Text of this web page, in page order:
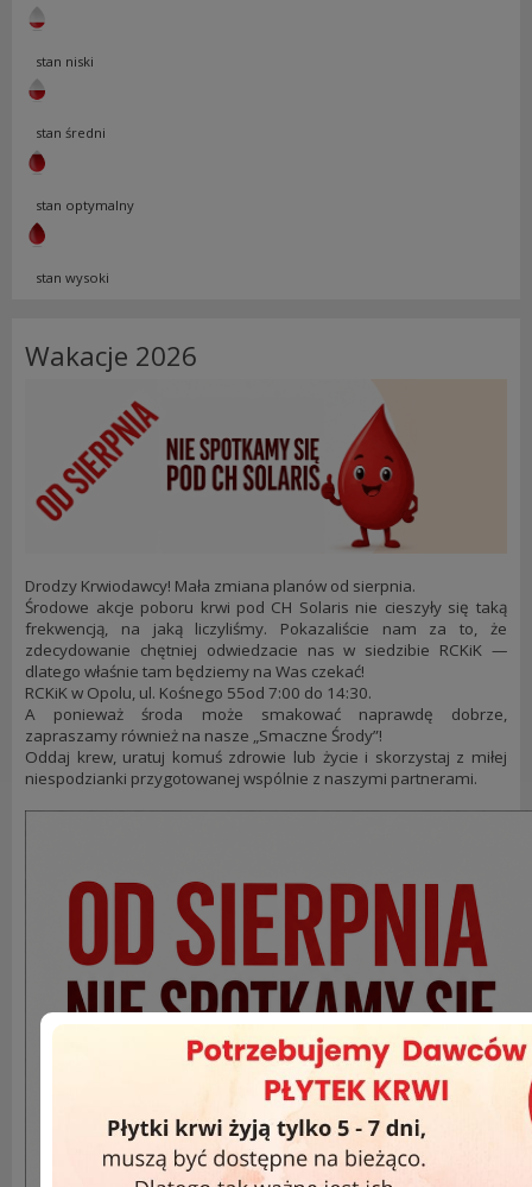
stan niski
stan średni
stan optymalny
stan wysoki
Wakacje 2026
Drodzy Krwiodawcy! Mała zmiana planów od sierpnia.
Środowe akcje poboru krwi pod CH Solaris nie cieszyły się taką
frekwencją, na jaką liczyliśmy. Pokazaliście nam za to, że
zdecydowanie chętniej odwiedzacie nas w siedzibie RCKiK —
dlatego właśnie tam będziemy na Was czekać!
RCKiK w Opolu, ul. Kośnego 55od 7:00 do 14:30.
A ponieważ środa może smakować naprawdę dobrze,
zapraszamy również na nasze „Smaczne Środy”!
Oddaj krew, uratuj komuś zdrowie lub życie i skorzystaj z miłej
niespodzianki przygotowanej wspólnie z naszymi partnerami.